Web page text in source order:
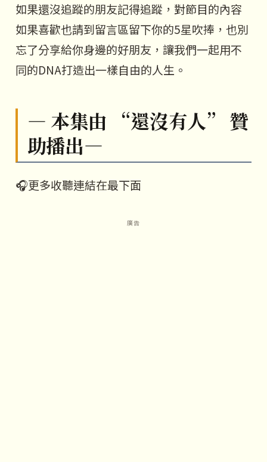
如果還沒追蹤的朋友記得追蹤，對節目的內容
如果喜歡也請到留言區留下你的5星吹捧，也別
忘了分享給你身邊的好朋友，讓我們一起用不
同的DNA打造出一樣自由的人生。
— 本集由 “還沒有人” 贊
助播出—
🎧更多收聽連結在最下面